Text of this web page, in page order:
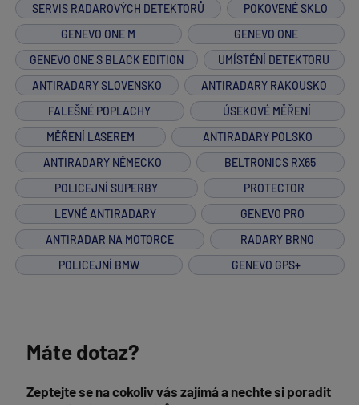
SERVIS RADAROVÝCH DETEKTORŮ
POKOVENÉ SKLO
GENEVO ONE M
GENEVO ONE
GENEVO ONE S BLACK EDITION
UMÍSTĚNÍ DETEKTORU
ANTIRADARY SLOVENSKO
ANTIRADARY RAKOUSKO
FALEŠNÉ POPLACHY
ÚSEKOVÉ MĚŘENÍ
MĚŘENÍ LASEREM
ANTIRADARY POLSKO
ANTIRADARY NĚMECKO
BELTRONICS RX65
POLICEJNÍ SUPERBY
PROTECTOR
LEVNÉ ANTIRADARY
GENEVO PRO
ANTIRADAR NA MOTORCE
RADARY BRNO
POLICEJNÍ BMW
GENEVO GPS+
Máte dotaz?
Zeptejte se na cokoliv vás zajímá a nechte si poradit